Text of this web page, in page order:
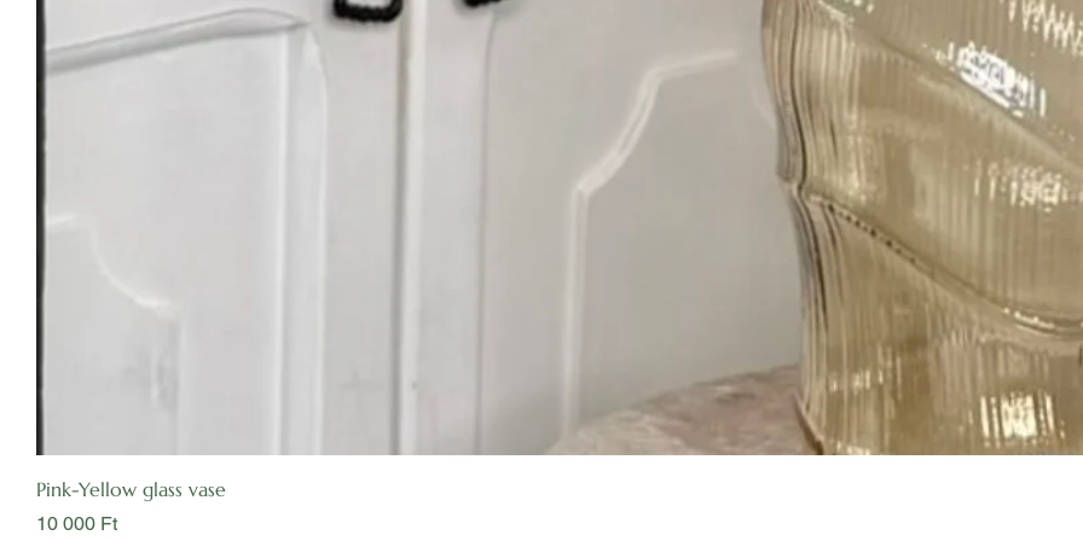
Pink-Yellow glass vase
Ár
10 000 Ft